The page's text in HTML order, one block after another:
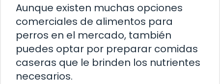
Aunque existen muchas opciones
comerciales de alimentos para
perros en el mercado, también
puedes optar por preparar comidas
caseras que le brinden los nutrientes
necesarios.